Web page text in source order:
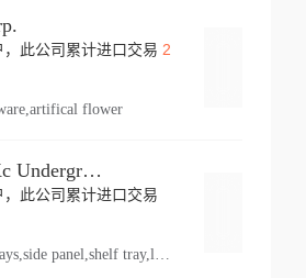
此公司累计进口交易 2
flower
Knapheide Kc Underground
此公司累计进口交易